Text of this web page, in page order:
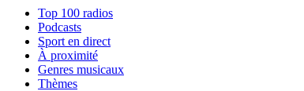
Top 100 radios
Podcasts
Sport en direct
À proximité
Genres musicaux
Thèmes